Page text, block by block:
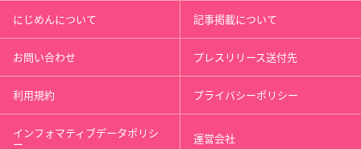
にじめんについて 記事掲載について
お問い合わせ プレスリリース送付先
利用規約 プライバシーポリシー
インフォマティブデータポリシ
ー 運営会社